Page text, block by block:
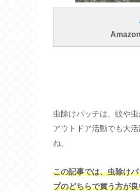
虫除けパッチは、蚊や
アウトドア活動でも大
ね。
この記事では、虫除け
プのどちらで買う方が